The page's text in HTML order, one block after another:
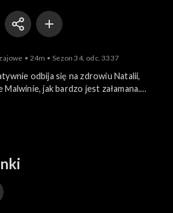
24m Sezon 34, odc. 3337
odbija się na zdrowiu Natalii,
jak bardzo jest załamana.
w panikę, gdy jej diler odkrywa, że
jej od narkotyków, od których